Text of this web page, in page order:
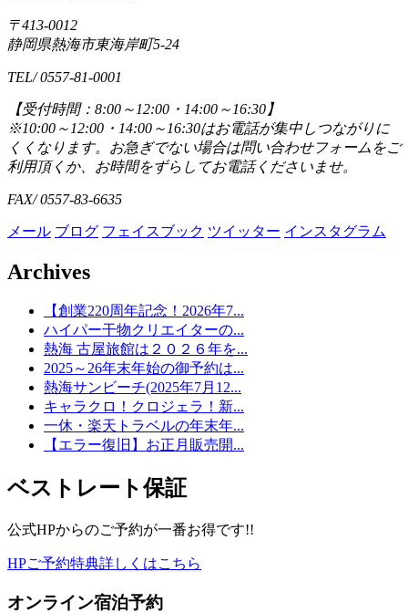
〒413-0012
静岡県熱海市東海岸町5-24
TEL/ 0557-81-0001
【受付時間：8:00～12:00・14:00～16:30】
※10:00～12:00・14:00～16:30はお電話が集中しつながりに
くくなります。お急ぎでない場合は問い合わせフォームをご
利用頂くか、お時間をずらしてお電話くださいませ。
FAX/ 0557-83-6635
メール ブログ フェイスブック ツイッター インスタグラム
Archives
【創業220周年記念！2026年7...
ハイパー干物クリエイターの...
熱海 古屋旅館は２０２６年を...
2025～26年末年始の御予約は...
熱海サンビーチ(2025年7月12...
キャラクロ！クロジェラ！新...
一休・楽天トラベルの年末年...
【エラー復旧】お正月販売開...
ベストレート保証
公式HPからのご予約が一番お得です!!
HPご予約特典詳しくはこちら
オンライン宿泊予約